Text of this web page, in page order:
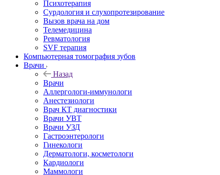
Психотерапия
Сурдология и слухопротезирование
Вызов врача на дом
Телемедицина
Ревматология
SVF терапия
Компьютерная томография зубов
Врачи
Назад
Врачи
Аллергологи-иммунологи
Анестезиологи
Врач КТ диагностики
Врачи УВТ
Врачи УЗД
Гастроэнтерологи
Гинекологи
Дерматологи, косметологи
Кардиологи
Маммологи